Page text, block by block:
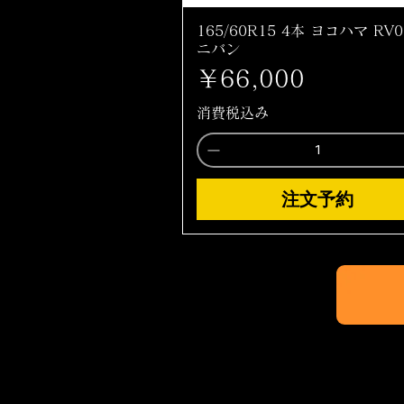
165/60R15 4本 ヨコハマ
ニバン
価格
￥66,000
消費税込み
注文予約